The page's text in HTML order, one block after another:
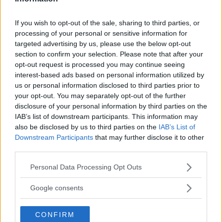
If you wish to opt-out of the sale, sharing to third parties, or
processing of your personal or sensitive information for
targeted advertising by us, please use the below opt-out
section to confirm your selection. Please note that after your
opt-out request is processed you may continue seeing
interest-based ads based on personal information utilized by
us or personal information disclosed to third parties prior to
your opt-out. You may separately opt-out of the further
disclosure of your personal information by third parties on the
IAB’s list of downstream participants. This information may
also be disclosed by us to third parties on the IAB’s List of
Downstream Participants that may further disclose it to other
Please note that this website/app uses one or more Google
not limited to your visit or usage behaviour. You may click to
use your data for below specified purposes in below Google
consent section.
Personal Data Processing Opt Outs
Google consents
CONFIRM
\lim_{x\rightarrow+\infty}\frac{x}
{1+x^{2}}=\lim_{x\rightarrow+\infty}\frac{x}
{x^{2}\left(\frac{1}
{x^{2}}+1\right)}=\lim_{x\rightarrow+\infty}\frac{1}
{x\left(\frac{1}{x^{2}}+1\right)}=0^{+} \] Visto che il
limite della funzione che sta all’argomento del
logaritmo tende a 0 da destra, avremo: \[
\lim_{x\rightarrow+\infty}\ln\frac{x}
{1+x^{2}}=\lim_{x\rightarrow+\infty}\ln0^{+}=-
\infty \] Esercizio 4\[
7\right)+\sqrt[3]{x}\right]^{2} \] Calcoliamo il limite
della funzione alla base della potenza: \[
\lim_{x\rightarrow8}\left(4\arctan\left(x-
7\right)+\sqrt[3]{x}\right)=4\arctan1+\sqrt[3]
{8}=4\cdot\frac{\pi}{4}+2=\pi+2 \] Visto che il limite